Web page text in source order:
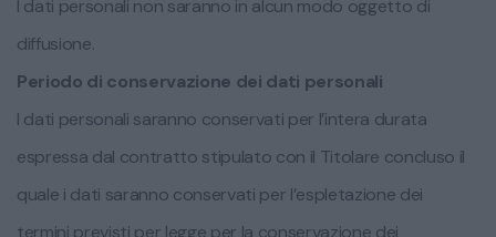
I dati personali non saranno in alcun modo oggetto di
diffusione.
Periodo di conservazione dei dati personali
I dati personali saranno conservati per l’intera durata
espressa dal contratto stipulato con il Titolare concluso il
quale i dati saranno conservati per l’espletazione dei
termini previsti per legge per la conservazione dei